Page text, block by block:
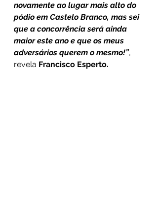
novamente ao lugar mais alto do
pódio em Castelo Branco, mas sei
que a concorrência será ainda
maior este ano e que os meus
adversários querem o mesmo!”,
revela Francisco Esperto.